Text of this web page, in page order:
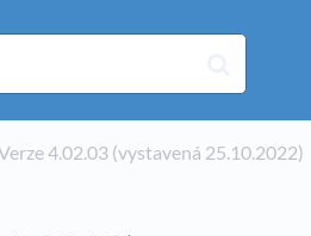
Verze 4.02.03 (vystavená 25.10.2022)